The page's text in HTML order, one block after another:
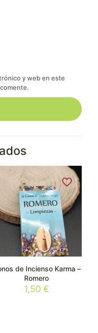
y web en este
de Incienso Karma –
Romero
1,50 €